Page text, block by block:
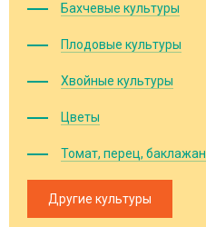
Бахчевые культуры
Плодовые культуры
Хвойные культуры
Цветы
Томат, перец, баклажан
Другие культуры